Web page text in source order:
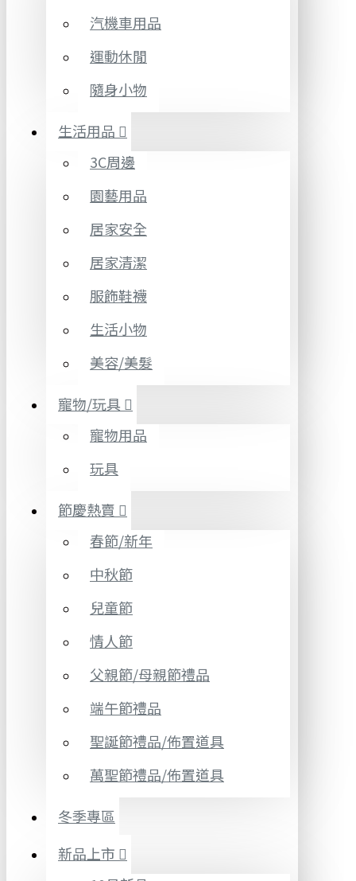
汽機車用品
運動休閒
隨身小物
生活用品
3C周邊
園藝用品
居家安全
居家清潔
服飾鞋襪
生活小物
美容/美髮
寵物/玩具
寵物用品
玩具
節慶熱賣
春節/新年
中秋節
兒童節
情人節
父親節/母親節禮品
端午節禮品
聖誕節禮品/佈置道具
萬聖節禮品/佈置道具
冬季專區
新品上市